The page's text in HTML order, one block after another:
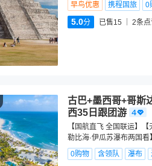
早鸟优惠
携程国旅 0
5.0分 已售15 2条
古巴+墨西哥+哥斯
西35日跟团游
【国航直飞 全国联运】
勒比海·伊瓜苏瀑布两国看
0购物
含领队 瀑布